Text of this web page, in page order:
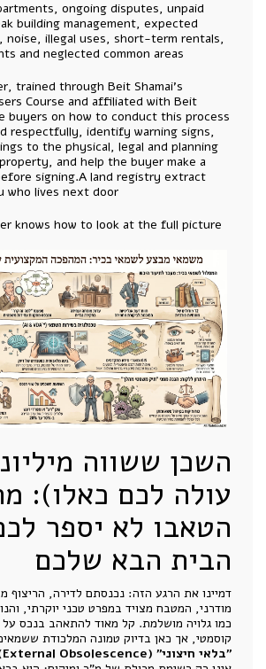
ongoing disputes, unpaid
building management, expected
noise, illegal uses, short-term rentals,
and neglected common areas.
trained through Beit Shamai’s
Course and affiliated with Beit
buyers on how to conduct this process
respectfully, identify warning signs,
to the physical, legal and planning
and help the buyer make a
signing.A land registry extract
who lives next door.
knows how to look at the full picture.
השכן ששווה
עולה לכם כאלו):
הטאבו לא יספר
הבית הבא שלכם
דמיינו את הרגע הזה: נכנסתם לדירה, הריצוף
מודרני, המטבח מצויד במפרט טכני יוקרתי,
כמו גלויה מושלמת. קל מאוד להתאהב בנכס
קוסמטי, אך כאן בדיוק טמונה המלכודת
"בלאי חיצוני" (External Obsolescence)